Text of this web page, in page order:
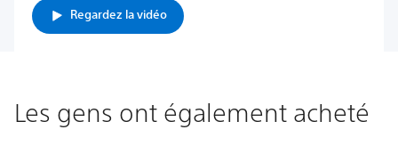
Regardez la vidéo
Les gens ont également acheté